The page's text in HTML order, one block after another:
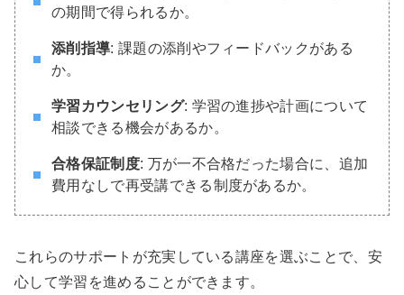
の期間で得られるか。
添削指導: 課題の添削やフィードバックがある
か。
学習カウンセリング: 学習の進捗や計画について
相談できる機会があるか。
合格保証制度: 万が一不合格だった場合に、追加
費用なしで再受講できる制度があるか。
これらのサポートが充実している講座を選ぶことで、安
心して学習を進めることができます。